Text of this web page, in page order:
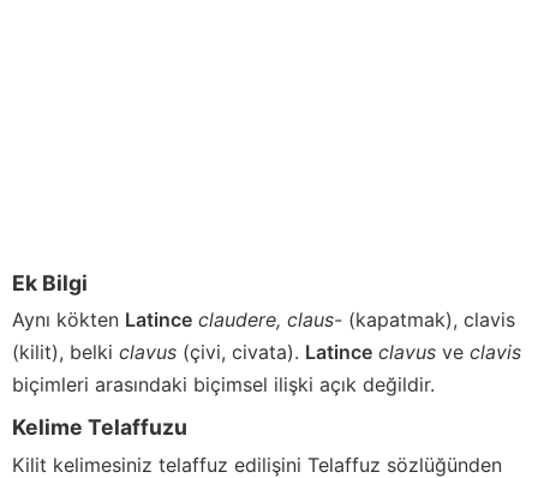
Ek Bilgi
Aynı kökten Latince claudere, claus- (kapatmak), clavis
(kilit), belki clavus (çivi, civata). Latince clavus ve clavis
biçimleri arasındaki biçimsel ilişki açık değildir.
Kelime Telaffuzu
Kilit kelimesiniz telaffuz edilişini Telaffuz sözlüğünden